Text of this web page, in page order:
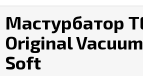
%
CashBack
%
Мастурбатор
Original
Soft